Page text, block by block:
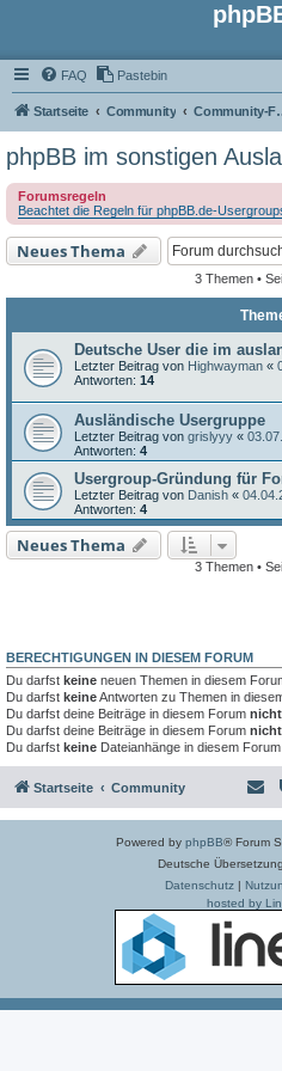
FAQ Pastebin
Startseite Community
phpBB im sonstigen
Forumsregeln
Beachtet die Regeln für phpBB.de-
Neues Thema
3 Themen •
Deutsche User die im
Letzter Beitrag von Highwayman «
Antworten: 14
Ausländische Usergruppe
Letzter Beitrag von grislyyy «
Antworten: 4
Usergroup-Gründung für
Letzter Beitrag von Danish «
Antworten: 4
Neues Thema
3 Themen •
BERECHTIGUNGEN IN DIESEM FORUM
Du darfst keine neuen Themen in diesem
Du darfst keineAntworten zu Themen in
Du darfst deine Beiträge in diesem Forum nicht
Du darfst deine Beiträge in diesem Forum nicht
Du darfst keine Dateianhänge in diesem Forum
Startseite Community
Powered by phpBB® Forum
Deutsche
Datenschutz|
hosted by